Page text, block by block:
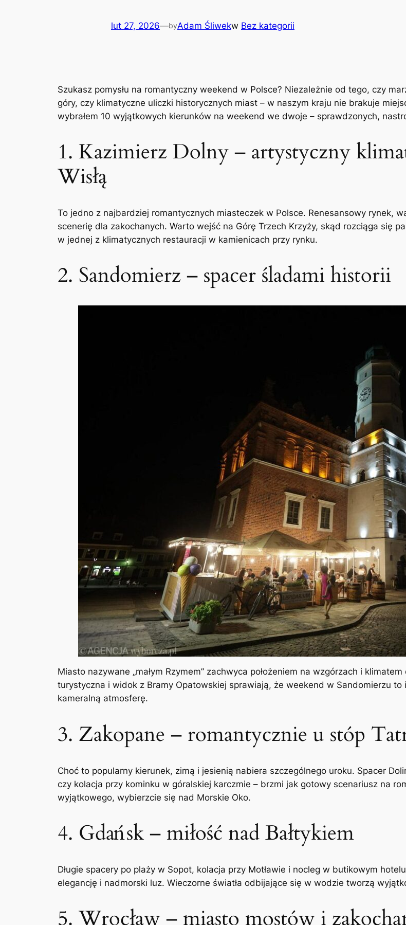
lut 27, 2026—byAdam Śliwekw Bez kategorii
Szukasz pomysłu na romantyczny weekend w Polsce? Niezależnie od tego, czy
góry, czy klimatyczne uliczki historycznych miast – w naszym kraju nie brakuje
wybrałem 10 wyjątkowych kierunków na weekend we dwoje – sprawdzonych,
1. Kazimierz Dolny – artystyczny
Wisłą
To jedno z najbardziej romantycznych miasteczek w Polsce. Renesansowy rynek,
scenerię dla zakochanych. Warto wejść na Górę Trzech Krzyży, skąd rozciąga się
w jednej z klimatycznych restauracji w kamienicach przy rynku.
2. Sandomierz – spacer śladami historii
Miasto nazywane „małym Rzymem” zachwyca położeniem na wzgórzach i
turystyczna i widok z Bramy Opatowskiej sprawiają, że weekend w Sandomierzu
kameralną atmosferę.
3. Zakopane – romantycznie u stóp
Choć to popularny kierunek, zimą i jesienią nabiera szczególnego uroku. Spacer
czy kolacja przy kominku w góralskiej karczmie – brzmi jak gotowy scenariusz na
wyjątkowego, wybierzcie się nad Morskie Oko.
4. Gdańsk – miłość nad Bałtykiem
Długie spacery po plaży w Sopot, kolacja przy Motławie i nocleg w butikowym
elegancję i nadmorski luz. Wieczorne światła odbijające się w wodzie tworzą
5. Wrocław – miasto mostów i